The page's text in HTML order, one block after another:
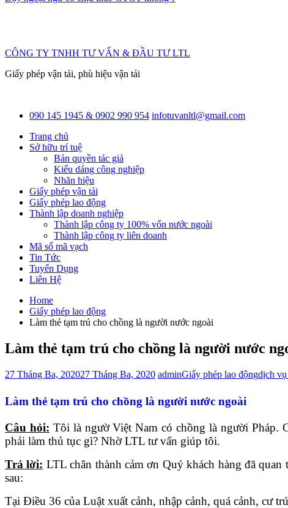
CÔNG TY TNHH TƯ VẤN & ĐẦU TƯ LTL
Giấy phép vận tải, phù hiệu vận tải
090 145 1945 & 0902 990 954 infotuvanltl@gmail.com
Trang chủ
Sở hữu trí tuệ
Bản quyền tác giả
Kiểu dáng công nghiệp
Nhãn hiệu
Giấy phép vận tải
Giấy phép lao động
Thành lập doanh nghiệp
Thành lập công ty 100% vốn nước ngoài
Thành lập công ty liên doanh
Mã số mã vạch
Tin Tức
Tuyển Dụng
Liên Hệ
Home
Giấy phép lao động
Làm thẻ tạm trú cho chồng là người nước ngoài
Làm thẻ tạm trú cho chồng là người nước
27 Tháng Ba, 202027 Tháng Ba, 2020 adminGiấy phép lao độngdịch
Làm thẻ tạm trú cho chồng là người nước ngoài
Câu hỏi: Tôi là ngườ Việt Nam có chồng là người Pháp.
phải làm thủ tục gì? Nhờ LTL tư vấn giúp tôi.
Trả lời: LTL chân thành cảm ơn Quý khách hàng đã
sau:
Tại Điều 36 của Luật xuất cảnh, nhập cảnh, quá cảnh, cư